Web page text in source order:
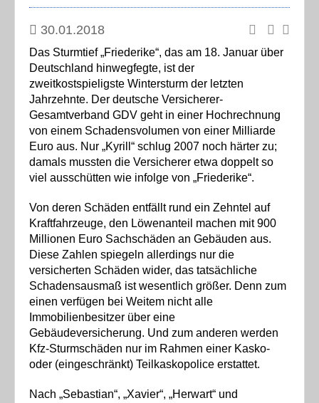
30.01.2018
Das Sturmtief „Friederike“, das am 18. Januar über
Deutschland hinwegfegte, ist der
zweitkostspieligste Wintersturm der letzten
Jahrzehnte. Der deutsche Versicherer-
Gesamtverband GDV geht in einer Hochrechnung
von einem Schadensvolumen von einer Milliarde
Euro aus. Nur „Kyrill“ schlug 2007 noch härter zu;
damals mussten die Versicherer etwa doppelt so
viel ausschütten wie infolge von „Friederike“.
Von deren Schäden entfällt rund ein Zehntel auf
Kraftfahrzeuge, den Löwenanteil machen mit 900
Millionen Euro Sachschäden an Gebäuden aus.
Diese Zahlen spiegeln allerdings nur die
versicherten Schäden wider, das tatsächliche
Schadensausmaß ist wesentlich größer. Denn zum
einen verfügen bei Weitem nicht alle
Immobilienbesitzer über eine
Gebäudeversicherung. Und zum anderen werden
Kfz-Sturmschäden nur im Rahmen einer Kasko-
oder (eingeschränkt) Teilkaskopolice erstattet.
Nach „Sebastian“, „Xavier“, „Herwart“ und